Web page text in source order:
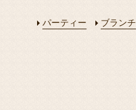
パーティー ブランチ